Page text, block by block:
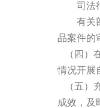
司法行
有关部
品案件的
（四）
情况开展
（五）
成效，及